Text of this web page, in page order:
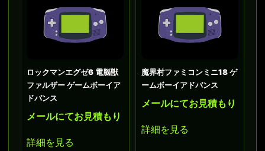
ロックマンエグゼ6 電脳獣
ファルザー ゲームボーイア
ドバンス
メールにてお見積もり
詳細を見る
魔界村ファミコンミニ18 ゲ
ームボーイアドバンス
メールにてお見積もり
詳細を見る